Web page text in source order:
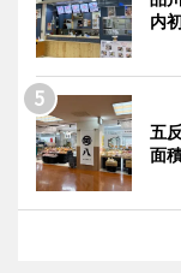
内
五
面